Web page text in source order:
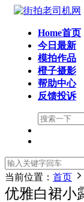
Home首页
今日最新
模拍作品
橙子摄影
帮助中心
反馈投诉
当前位置： 首页
优雅白裙小